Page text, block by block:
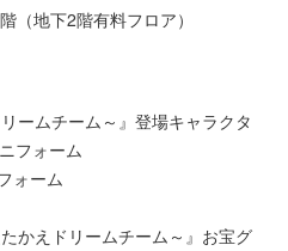
（地下2階有料フロア）
ームチーム～』登場キャラクタ
フォーム
ォーム
かえドリームチーム～』お宝グ